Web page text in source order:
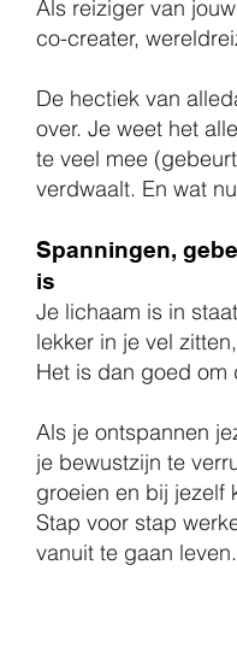
Als reiziger van
co-creater,
De hectiek van
over. Je weet het
te veel mee
verdwaalt. En wat
Spanningen,
is
Je lichaam is in
lekker in je vel
Het is dan goed om
Als je ontspannen
je bewustzijn te
groeien en bij jezelf
Stap voor stap
vanuit te gaan leven.